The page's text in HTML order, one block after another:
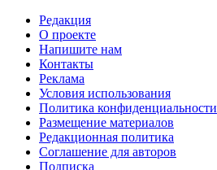
Редакция
О проекте
Напишите нам
Контакты
Реклама
Условия использования
Политика конфиденциальности
Размещение материалов
Редакционная политика
Соглашение для авторов
Подписка